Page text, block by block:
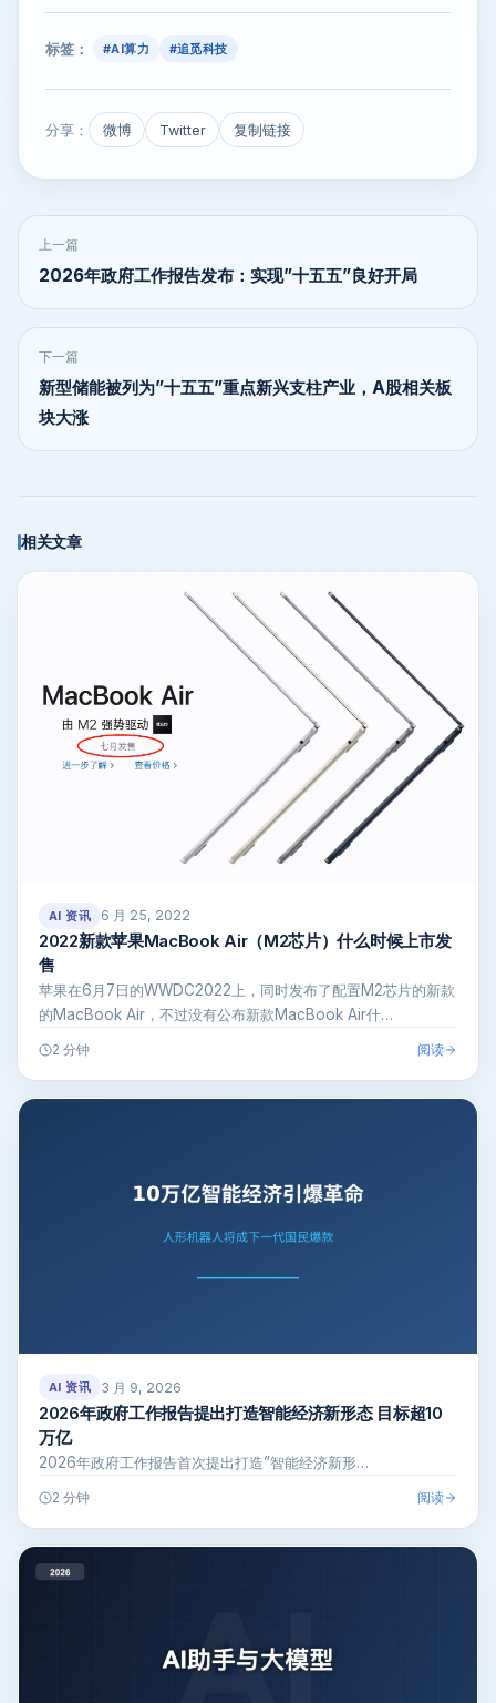
标签： #AI算力 #追觅科技
分享： 微博 Twitter 复制链接
上一篇
2026年政府工作报告发布：实现”十五五”良好开局
下一篇
新型储能被列为”十五五”重点新兴支柱产业，A股相关板
块大涨
相关文章
AI 资讯 6 月 25, 2022
2022新款苹果MacBook Air（M2芯片）什么时候上市发
售
苹果在6月7日的WWDC2022上，同时发布了配置M2芯片的新款
的MacBook Air，不过没有公布新款MacBook Air什…
2 分钟 阅读
AI 资讯 3 月 9, 2026
2026年政府工作报告提出打造智能经济新形态 目标超10
万亿
2026年政府工作报告首次提出打造”智能经济新形…
2 分钟 阅读